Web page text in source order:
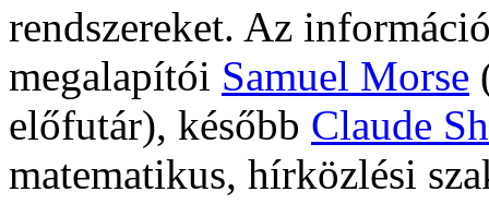
rendszereket. Az
megalapítói Samuel Morse
előfutár), később Claude
matematikus, hírközlési